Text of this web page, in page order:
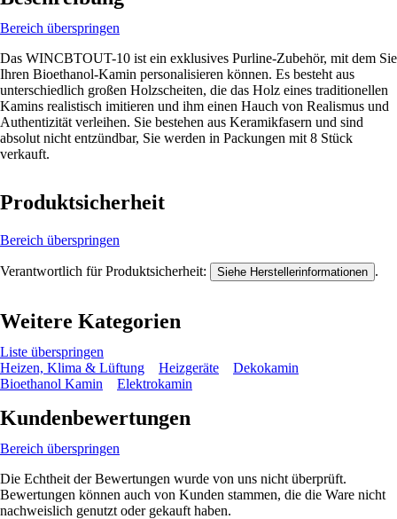
Bereich überspringen
Das WINCBTOUT-10 ist ein exklusives Purline-Zubehör, mit dem Sie
Ihren Bioethanol-Kamin personalisieren können. Es besteht aus
unterschiedlich großen Holzscheiten, die das Holz eines traditionellen
Kamins realistisch imitieren und ihm einen Hauch von Realismus und
Authentizität verleihen. Sie bestehen aus Keramikfasern und sind
absolut nicht entzündbar, Sie werden in Packungen mit 8 Stück
verkauft.
Produktsicherheit
Bereich überspringen
Verantwortlich für Produktsicherheit: Siehe Herstellerinformationen .
Weitere Kategorien
Liste überspringen
Heizen, Klima & Lüftung
Heizgeräte
Dekokamin
Bioethanol Kamin
Elektrokamin
Kundenbewertungen
Bereich überspringen
Die Echtheit der Bewertungen wurde von uns nicht überprüft.
Bewertungen können auch von Kunden stammen, die die Ware nicht
nachweislich genutzt oder gekauft haben.